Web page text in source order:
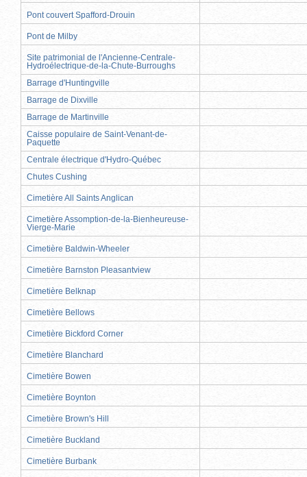
Pont couvert Spafford-Drouin
Pont de Milby
Site patrimonial de l'Ancienne-Centrale-
Hydroélectrique-de-la-Chute-Burroughs
Barrage d'Huntingville
Barrage de Dixville
Barrage de Martinville
Caisse populaire de Saint-Venant-de-
Paquette
Centrale électrique d'Hydro-Québec
Chutes Cushing
Cimetière All Saints Anglican
Cimetière Assomption-de-la-Bienheureuse-
Vierge-Marie
Cimetière Baldwin-Wheeler
Cimetière Barnston Pleasantview
Cimetière Belknap
Cimetière Bellows
Cimetière Bickford Corner
Cimetière Blanchard
Cimetière Bowen
Cimetière Boynton
Cimetière Brown's Hill
Cimetière Buckland
Cimetière Burbank